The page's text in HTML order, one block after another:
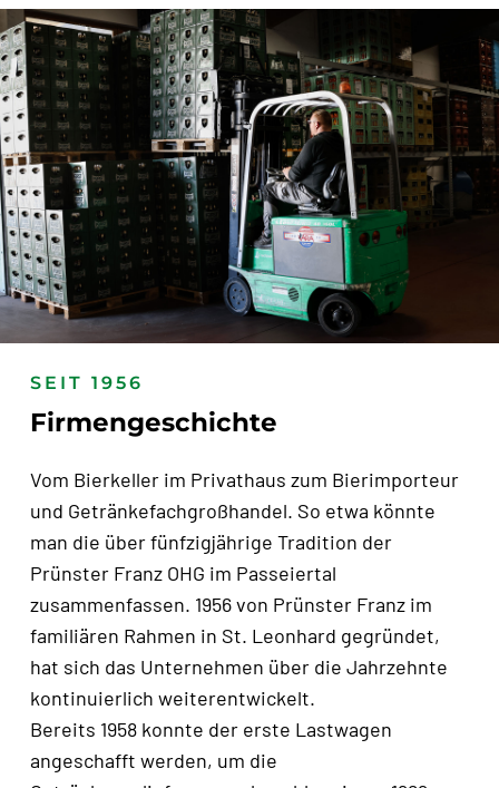
SEIT 1956
Firmengeschichte
Vom Bierkeller im Privathaus zum Bierimporteur
und Getränkefachgroßhandel. So etwa könnte
man die über fünfzigjährige Tradition der
Prünster Franz OHG im Passeiertal
zusammenfassen. 1956 von Prünster Franz im
familiären Rahmen in St. Leonhard gegründet,
hat sich das Unternehmen über die Jahrzehnte
kontinuierlich weiterentwickelt.
Bereits 1958 konnte der erste Lastwagen
angeschafft werden, um die